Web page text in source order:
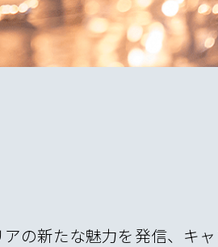
の新たな魅力を発信、キ